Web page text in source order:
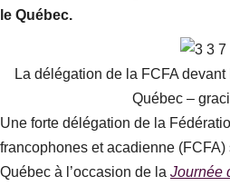
le Québec.
La délégation de la FCFA
Québec –
Une forte délégation de la
francophones et acadienne
Québec à l’occasion de la Journée